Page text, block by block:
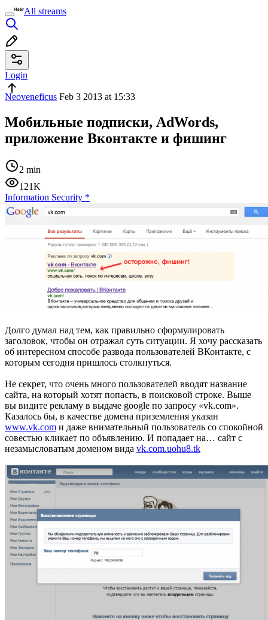
All streams
Login
Neoveneficus Feb 3 2013 at 15:33
Мобильные подписки, AdWords,
приложение Вконтакте и фишинг
2 min
121K
Information Security *
Долго думал над тем, как правильно сформулировать
заголовок, чтобы он отражал суть ситуации. Я хочу рассказать
об интересном способе развода пользователей ВКонтакте, с
которым сегодня пришлось столкнуться.
Не секрет, что очень много пользователей вводят название
сайта, на который хотят попасть, в поисковой строке. Выше
вы видите рекламу в выдаче google по запросу «vk.com».
Казалось бы, в качестве домена приземления указан
www.vk.com и даже внимательный пользователь со спокойной
совестью кликает по объявлению. И попадает на… сайт с
незамысловатым доменом вида vk.com.uohu8.tk